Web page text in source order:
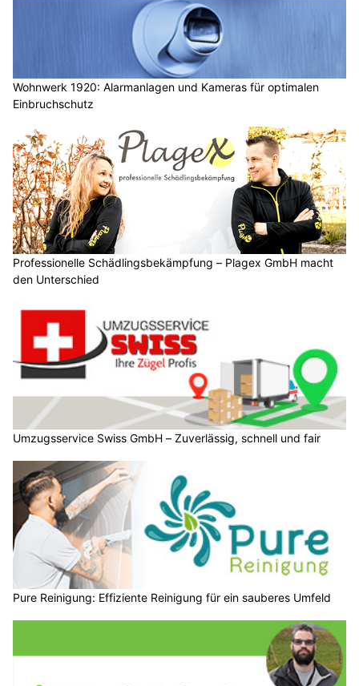
Wohnwerk 1920: Alarmanlagen und Kameras für optimalen
Einbruchschutz
Professionelle Schädlingsbekämpfung – Plagex GmbH macht
den Unterschied
Umzugsservice Swiss GmbH – Zuverlässig, schnell und fair
Pure Reinigung: Effiziente Reinigung für ein sauberes Umfeld